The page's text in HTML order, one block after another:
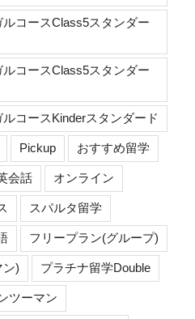
コースClass5スタンダー
コースClass5スタンダー
コースKinderスタンダード
Pickup おすすめ留学
会話 オンライン
スパルタ留学
フリープラン(グループ)
ン) プラチナ留学Double
ツーマン